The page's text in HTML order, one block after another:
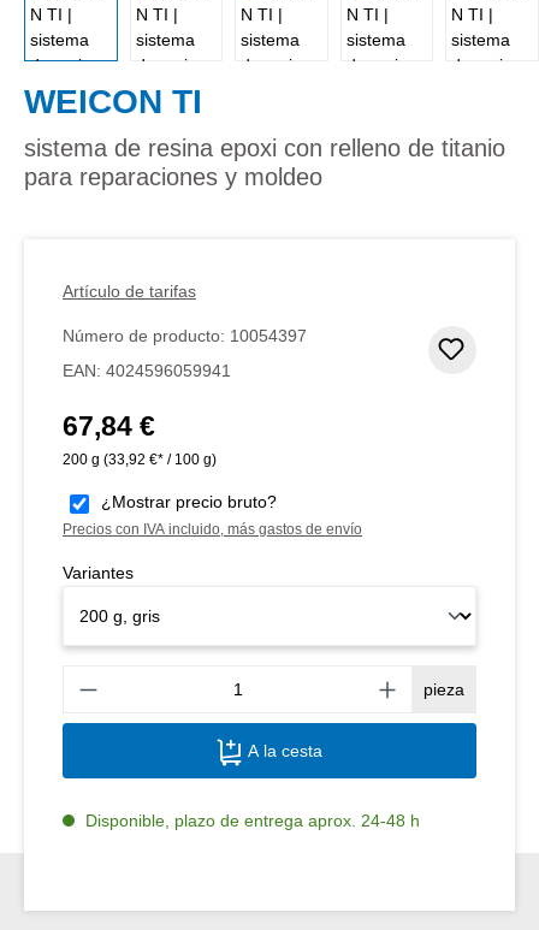
WEICON TI
sistema de resina epoxi con relleno de titanio
para reparaciones y moldeo
Artículo de tarifas
Número de producto: 10054397
EAN: 4024596059941
Precio normal:
67,84 €
200 g (33,92 €* / 100 g)
¿Mostrar precio bruto?
Precios con IVA incluido, más gastos de envío
Variantes
pieza
A la cesta
Disponible, plazo de entrega aprox. 24-48 h